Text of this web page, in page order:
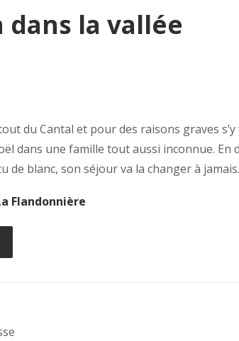
la vallée
du Cantal et pour des raisons graves
dans une famille tout aussi inconnue. En
de blanc, son séjour va la changer à jamais.
Flandonnière